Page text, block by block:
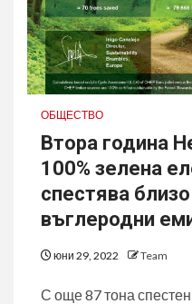
ОБЩЕСТВО
Втора година
100% зелена
спестява
въглеродни
юни 29, 2022 Team
С още 87 тона